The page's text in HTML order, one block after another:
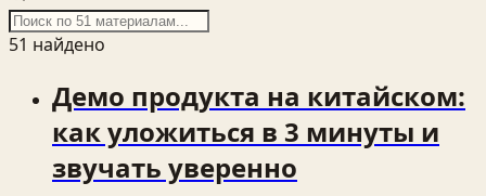
51 найдено
Демо продукта на китайском:
как уложиться в 3 минуты и
звучать уверенно